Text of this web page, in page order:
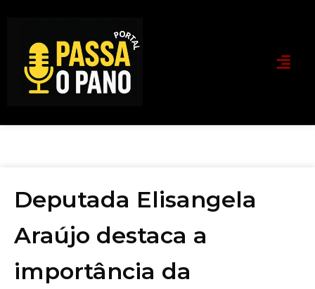
Deputada Elisangela
Araújo destaca a
importância da